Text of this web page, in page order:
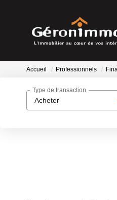
Accueil Professionnels
Acheter
Type de transaction